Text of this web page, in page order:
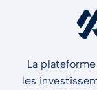
La
les